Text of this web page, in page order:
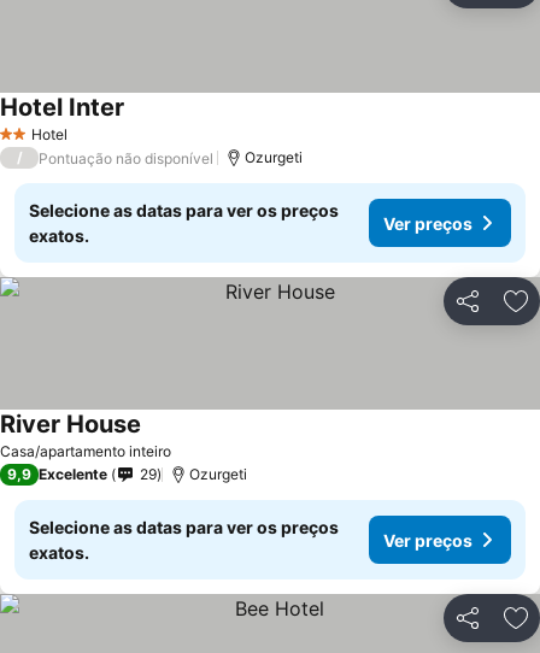
2 Estrelas
Hotel
Hotel Inter
/ Pontuação não disponível Ozurgeti
Selecione as datas para ver os preços
exatos.
Ver preços
Partilhar
Casa/apartamento inteiro
River House
9,9 Excelente 29 Ozurgeti
Selecione as datas para ver os preços
exatos.
Ver preços
Partilhar